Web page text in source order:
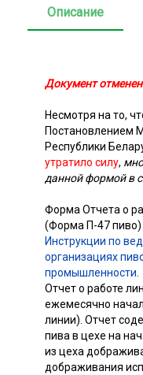
Описание
Документ отменен
Несмотря на то,
Постановлением
Республики
утратило силу,
данной формой в
Форма Отчета о
(Форма П-47 пиво)
Инструкции по
организациях
промышленности
Отчет о работе
ежемесячно
линии). Отчет
пива в цехе на
из цеха
дображивания